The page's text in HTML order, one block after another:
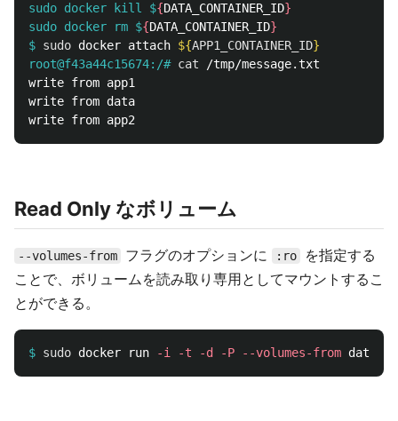
sudo docker kill ${DATA_CONTAINER_ID}
sudo docker rm ${DATA_CONTAINER_ID}
$ sudo docker attach ${APP1_CONTAINER_ID}
root@f43a44c15674:/# cat
write from app1
write from data
Read Only なボリューム
--volumes-from フラグのオプションに :ro
を指定する
ことで、ボリュームを読み取り専用としてマウントするこ
とができる。
$ sudo docker run -i -t -d -P --volumes-from